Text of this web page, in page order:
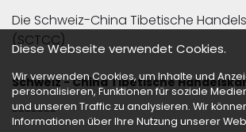
Die Schweiz-China Tibetische
(SCTCC)
Schweiz - China Tibetische
-------
Diese Webseite verwendet Cookies.
Wir verwenden Cookies, um Inhalte und
personalisieren, Funktionen für soziale
und unseren Traffic zu analysieren. Wir
Informationen über Ihre Nutzung unserer